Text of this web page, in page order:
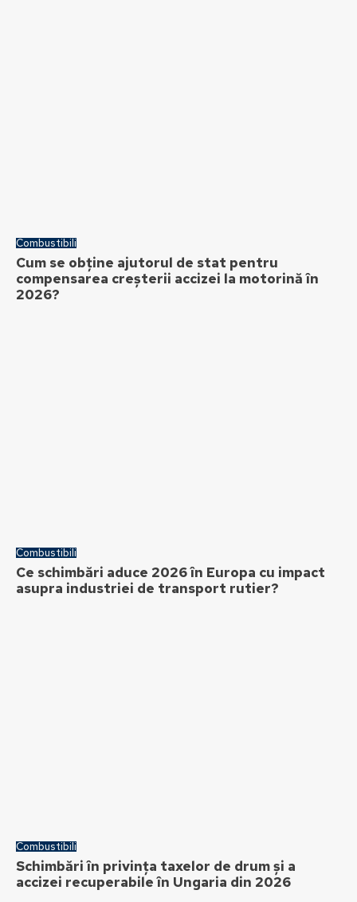
Combustibili
Cum se obține ajutorul de stat pentru
compensarea creșterii accizei la motorină în
2026?
Combustibili
Ce schimbări aduce 2026 în Europa cu impact
asupra industriei de transport rutier?
Combustibili
Schimbări în privința taxelor de drum și a
accizei recuperabile în Ungaria din 2026